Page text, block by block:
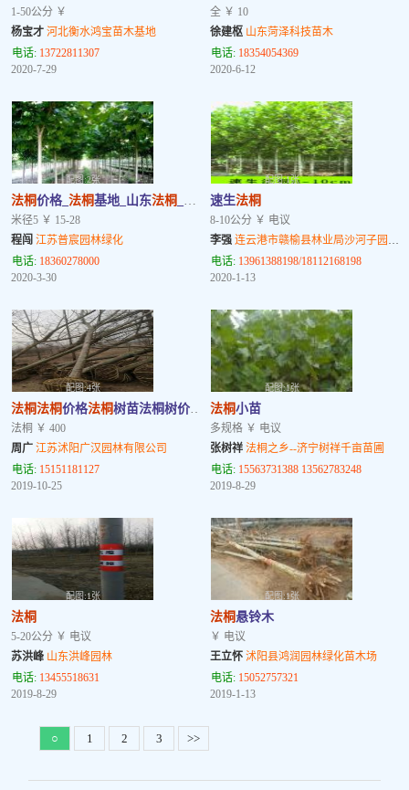
1-50公分 ￥
杨宝才 河北衡水鸿宝苗木基地
电话: 13722811307
2020-7-29
全 ￥ 10
徐建枢 山东菏泽科技苗木
电话: 18354054369
2020-6-12
配图:2张
法桐价格_ 法桐基地_山东法桐 法桐 小苗
米径5 ￥ 15-28
程闯 江苏普宸园林绿化
电话: 18360278000
2020-3-30
配图:1张
速生法桐
8-10公分 ￥ 电议
李强连云港市赣榆县林业局沙河子园艺场
电话: 13961388198/18112168198
2020-1-13
配图:4张
法桐法桐价格法桐树苗法桐树价格三球悬铃木
法桐 ￥ 400
周广 江苏沭阳广汉园林有限公司
电话: 15151181127
2019-10-25
配图:1张
法桐小苗
多规格 ￥ 电议
张树祥法桐之乡--济宁树祥千亩苗圃
电话: 15563731388 13562783248
2019-8-29
配图:1张
法桐
5-20公分 ￥ 电议
苏洪峰 山东洪峰园林
电话: 13455518631
2019-8-29
配图:1张
法桐悬铃木
￥ 电议
王立怀沭阳县鸿润园林绿化苗木场
电话: 15052757321
2019-1-13
○ 1 2 3 >>